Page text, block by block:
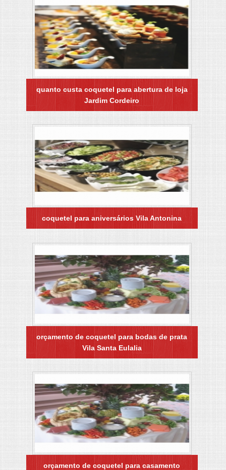
quanto custa coquetel para abertura de loja
Jardim Cordeiro
coquetel para aniversários Vila Antonina
orçamento de coquetel para bodas de prata
Vila Santa Eulalia
orçamento de coquetel para casamento